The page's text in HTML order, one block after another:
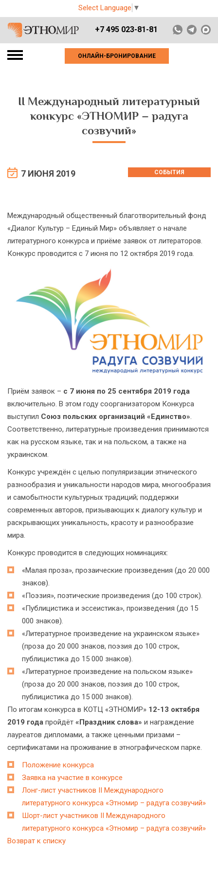
Select Language ▼
+7 495 023-81-81
ОНЛАЙН-БРОНИРОВАНИЕ
II Международный литературный
конкурс «ЭТНОМИР – радуга
созвучий»
7 ИЮНЯ 2019 СОБЫТИЯ
Международный общественный благотворительный фонд
«Диалог Культур – Единый Мир» объявляет о начале
литературного конкурса и приёме заявок от литераторов.
Конкурс проводится с 7 июня по 12 октября 2019 года.
Приём заявок – с 7 июня по 25 сентября 2019 года
включительно. В этом году соорганизатором Конкурса
выступил Союз польских организаций «Единство».
Соответственно, литературные произведения принимаются
как на русском языке, так и на польском, а также на
украинском.
Конкурс учреждён с целью популяризации этнического
разнообразия и уникальности народов мира, многообразия
и самобытности культурных традиций; поддержки
современных авторов, призывающих к диалогу культур и
раскрывающих уникальность, красоту и разнообразие
мира.
Конкурс проводится в следующих номинациях:
«Малая проза», прозаические произведения (до 20 000
знаков).
«Поэзия», поэтические произведения (до 100 строк).
«Публицистика и эссеистика», произведения (до 15
000 знаков).
«Литературное произведение на украинском языке»
(проза до 20 000 знаков, поэзия до 100 строк,
публицистика до 15 000 знаков).
«Литературное произведение на польском языке»
(проза до 20 000 знаков, поэзия до 100 строк,
публицистика до 15 000 знаков).
По итогам конкурса в КОТЦ «ЭТНОМИР» 12-13 октября
2019 года пройдёт «Праздник слова» и награждение
лауреатов дипломами, а также ценными призами –
сертификатами на проживание в этнографическом парке.
Положение конкурса
Заявка на участие в конкурсе
Лонг-лист участников II Международного
литературного конкурса «Этномир – радуга созвучий»
Шорт-лист участников II Международного
литературного конкурса «Этномир – радуга созвучий»
Возврат к списку